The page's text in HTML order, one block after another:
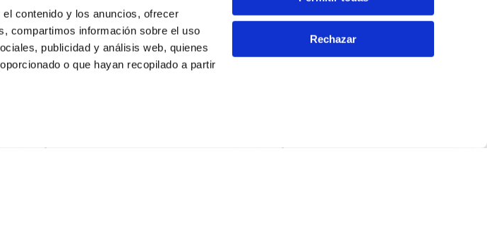
contenido y los anuncios, ofrecer
compartimos información sobre el uso
publicidad y análisis web, quienes
o que hayan recopilado a partir
Rechazar